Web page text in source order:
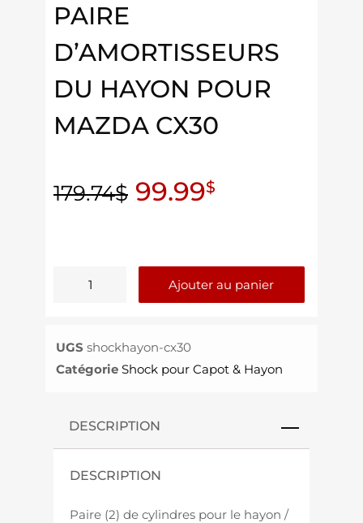
PAIRE
D’AMORTISSEURS
DU HAYON POUR
MAZDA CX30
179.74$ 99.99$
Ajouter au panier
UGSshockhayon-cx30
Catégorie Shock pour Capot & Hayon
DESCRIPTION
DESCRIPTION
Paire (2) de cylindres pour le hayon /